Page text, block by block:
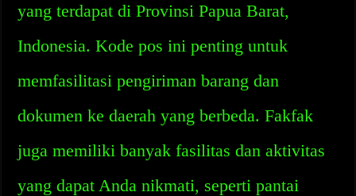
yang terdapat di Provinsi Papua Barat,
Indonesia. Kode pos ini penting untuk
memfasilitasi pengiriman barang dan
dokumen ke daerah yang berbeda. Fakfak
juga memiliki banyak fasilitas dan aktivitas
yang dapat Anda nikmati, seperti pantai